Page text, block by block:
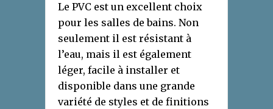
Le PVC est un excellent choix
pour les salles de bains. Non
seulement il est résistant à
l’eau, mais il est également
léger, facile à installer et
disponible dans une grande
variété de styles et de finitions